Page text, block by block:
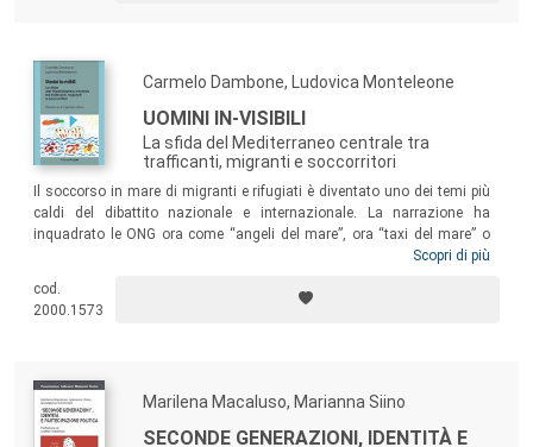
Carmelo Dambone, Ludovica Monteleone
UOMINI IN-VISIBILI
La sfida del Mediterraneo centrale tra
trafficanti, migranti e soccorritori
Il soccorso in mare di migranti e rifugiati è diventato uno dei temi più
caldi del dibattito nazionale e internazionale. La narrazione ha
inquadrato le ONG ora come “angeli del mare”, ora “taxi del mare” o
fattore di attrazione delle migrazioni, rendendo difficoltoso capire
flussi migratori. L’auspicio è che in futuro, anche attraverso il corretto
uso della comunicazione, si possano porre le basi per la costruzione
Scopri di più
cod.
2000.1573
Marilena Macaluso, Marianna Siino
SECONDE GENERAZIONI, IDENTITÀ E